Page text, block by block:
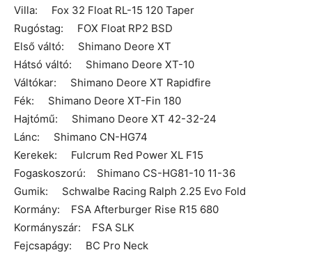
Villa: Fox 32 Float RL-15 120 Taper
Rugóstag: FOX Float RP2 BSD
Első váltó: Shimano Deore XT
Hátsó váltó: Shimano Deore XT-10
Váltókar: Shimano Deore XT Rapidfire
Fék: Shimano Deore XT-Fin 180
Hajtómű: Shimano Deore XT 42-32-24
Lánc: Shimano CN-HG74
Kerekek: Fulcrum Red Power XL F15
Fogaskoszorú: Shimano CS-HG81-10 11-36
Gumik: Schwalbe Racing Ralph 2.25 Evo Fold
Kormány: FSA Afterburger Rise R15 680
Kormányszár: FSA SLK
Fejcsapágy: BC Pro Neck